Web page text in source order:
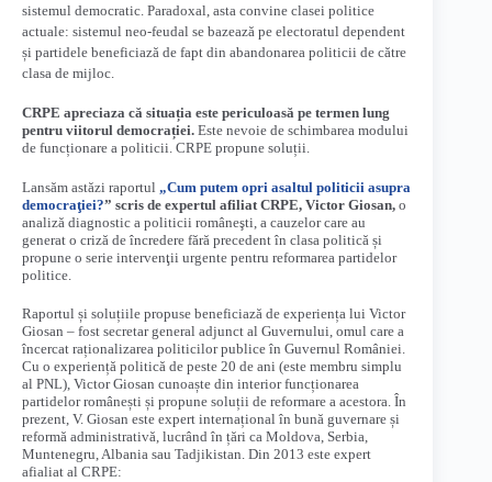
sistemul democratic. Paradoxal, asta convine clasei politice
actuale: sistemul neo-feudal se bazează pe electoratul dependent
și partidele beneficiază de fapt din abandonarea politicii de către
clasa de mijloc.
CRPE apreciaza că situația este periculoasă pe termen lung
pentru viitorul democrației. Este nevoie de schimbarea modului
de funcționare a politicii. CRPE propune soluții.
Lansăm astăzi raportul „Cum putem opri asaltul politicii asupra
democraţiei?” scris de expertul afiliat CRPE, Victor Giosan, o
analiză diagnostic a politicii româneşti, a cauzelor care au
generat o criză de încredere fără precedent în clasa politică și
propune o serie intervenţii urgente pentru reformarea partidelor
politice.
Raportul și soluțiile propuse beneficiază de experiența lui Victor
Giosan – fost secretar general adjunct al Guvernului, omul care a
încercat raționalizarea politicilor publice în Guvernul României.
Cu o experiență politică de peste 20 de ani (este membru simplu
al PNL), Victor Giosan cunoaște din interior funcționarea
partidelor românești și propune soluții de reformare a acestora. În
prezent, V. Giosan este expert internațional în bună guvernare și
reformă administrativă, lucrând în țări ca Moldova, Serbia,
Muntenegru, Albania sau Tadjikistan. Din 2013 este expert
afialiat al CRPE: